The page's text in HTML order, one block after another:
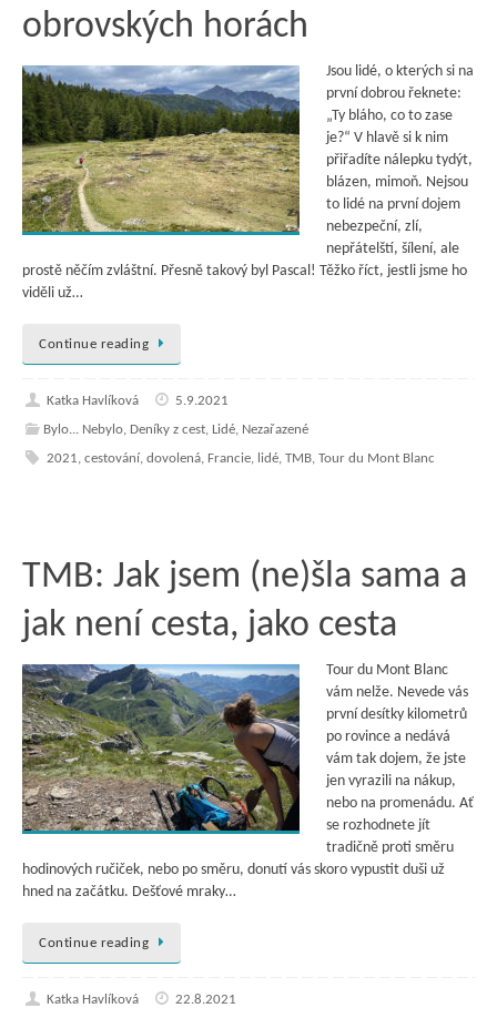
obrovských horách
Jsou lidé, o kterých si na
první dobrou řeknete:
„Ty bláho, co to zase
je?“ V hlavě si k nim
přiřadíte nálepku tydýt,
blázen, mimoň. Nejsou
to lidé na první dojem
nebezpeční, zlí,
nepřátelští, šílení, ale
prostě něčím zvláštní. Přesně takový byl Pascal! Těžko říct, jestli jsme ho
viděli už…
Continue reading
Katka Havlíková
5.9.2021
Bylo... Nebylo, Deníky z cest, Lidé, Nezařazené
2021, cestování, dovolená, Francie, lidé, TMB, Tour du Mont Blanc
TMB: Jak jsem (ne)šla sama a
jak není cesta, jako cesta
Tour du Mont Blanc
vám nelže. Nevede vás
první desítky kilometrů
po rovince a nedává
vám tak dojem, že jste
jen vyrazili na nákup,
nebo na promenádu. Ať
se rozhodnete jít
tradičně proti směru
hodinových ručiček, nebo po směru, donutí vás skoro vypustit duši už
hned na začátku. Dešťové mraky…
Continue reading
Katka Havlíková
22.8.2021